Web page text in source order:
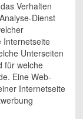
Verhalten
Dienst
Internetseite
Unterseiten
für welche
Eine Web-
Internetseite